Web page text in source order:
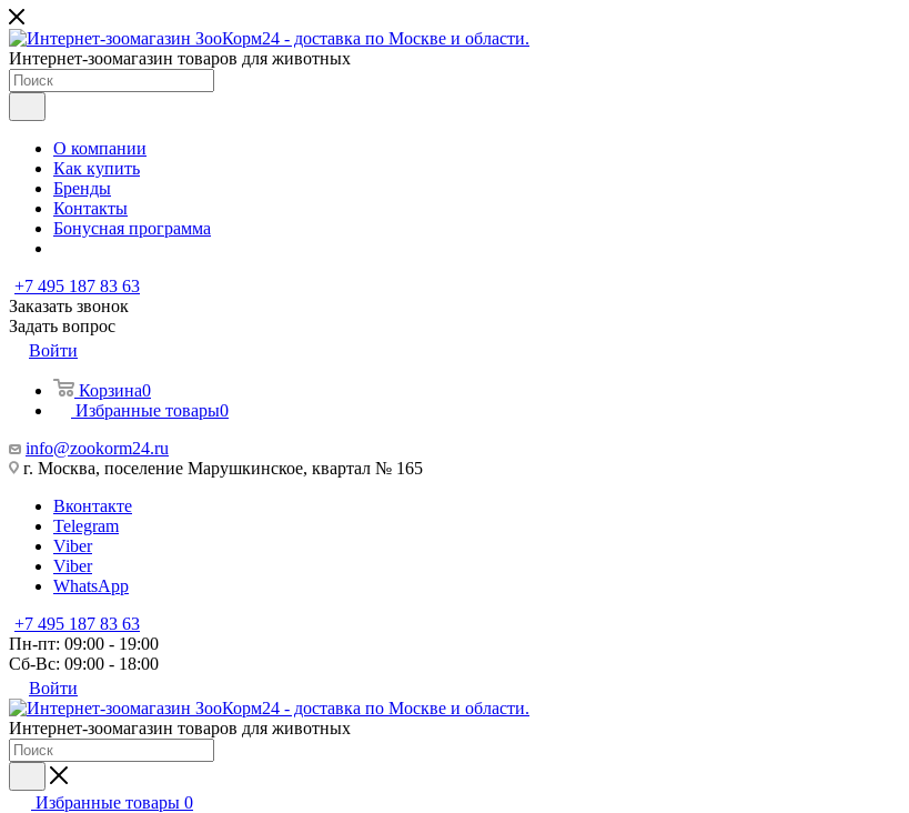
Интернет-зоомагазин товаров для животных
О компании
Как купить
Бренды
Контакты
Бонусная программа
+7 495 187 83 63
Заказать звонок
Задать вопрос
Войти
Корзина0
Избранные товары0
info@zookorm24.ru
г. Москва, поселение Марушкинское, квартал № 165
Вконтакте
Telegram
Viber
Viber
WhatsApp
+7 495 187 83 63
Пн-пт: 09:00 - 19:00
Сб-Вс: 09:00 - 18:00
Войти
Интернет-зоомагазин товаров для животных
Избранные товары 0